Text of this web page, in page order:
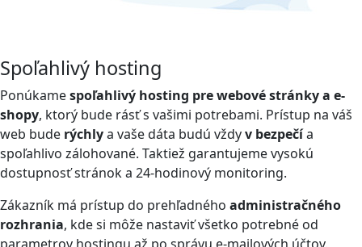
Spoľahlivý hosting
Ponúkamespoľahlivý hosting pre webové stránky a e-
shopy, ktorý bude rásť s vašimi potrebami. Prístup na váš
web bude rýchlya vaše dáta budú vždyv bezpečía
spoľahlivo zálohované. Taktiež garantujeme vysokú
dostupnosť stránok a 24-hodinový monitoring.
Zákazník má prístup do prehľadného administračného
rozhrania, kde si môže nastaviť všetko potrebné od